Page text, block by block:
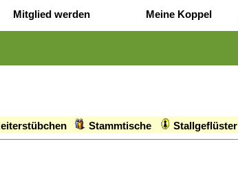
Mitglied werden Meine Koppel
Stammtische Stallgeflüster